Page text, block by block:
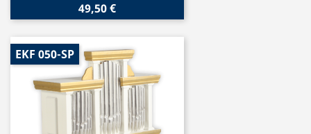
49,50 €
EKF 050-SP